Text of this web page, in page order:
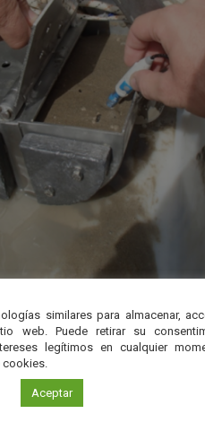
datos del 2022 y 2023, en un
mineros en la cuenca, abarcó
de Alcalá del Río. Los
sedimento de la parte alta,
similares para almacenar,
web. Puede retirar su
legítimos en cualquier
cookies.
Aceptar